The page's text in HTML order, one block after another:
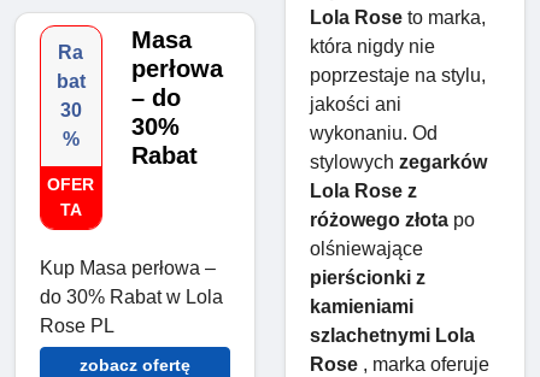
Ra
bat
30
%
OFER
TA
Masa
perłowa
– do
30%
Rabat
Kup Masa perłowa –
do 30% Rabat w Lola
Rose PL
zobacz ofertę
Lola Rose to marka,
która nigdy nie
poprzestaje na stylu,
jakości ani
wykonaniu. Od
stylowych zegarków
Lola Rose z
różowego złota po
pierścionki z
kamieniami
szlachetnymi Lola
Rose , marka oferuje